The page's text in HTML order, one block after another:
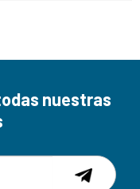
nuestras